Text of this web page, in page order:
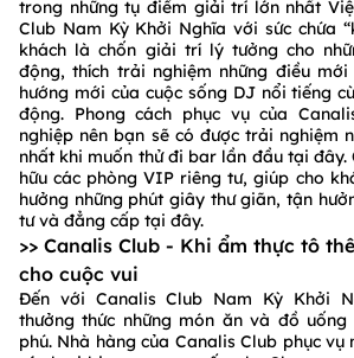
trong những tụ điểm giải trí lớn nhất
Club Nam Kỳ Khởi Nghĩa với sức chứa
khách là chốn giải trí lý tưởng cho
động, thích trải nghiệm những điều
hướng mới của cuộc sống DJ nổi tiếng
động. Phong cách phục vụ của
nghiệp nên bạn sẽ có được trải nghiệm
nhất khi muốn thử đi bar lần đầu tại đây.
hữu các phòng VIP riêng tư, giúp cho
hưởng những phút giây thư giãn, tận
tư và đẳng cấp tại đây.
>> Canalis Club - Khi ẩm thực tô
cho cuộc vui
Đến với Canalis Club Nam Kỳ Khởi
thưởng thức những món ăn và đồ
phú. Nhà hàng của Canalis Club phục vụ